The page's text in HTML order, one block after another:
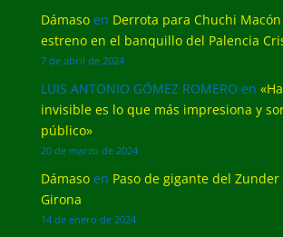
Dámasoen Derrota para Chuchi
estreno en el banquillo del Palencia
7 de abril de 2024
LUIS ANTONIO GÓMEZ ROMERO en
invisible es lo que más impresiona y
público»
20 de marzo de 2024
Dámasoen Paso de gigante del Zunder
Girona
14 de enero de 2024